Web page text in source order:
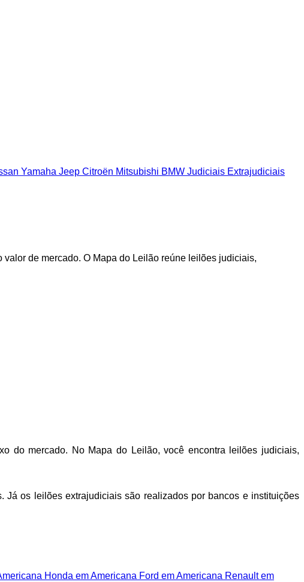
Yamaha Jeep Citroën Mitsubishi BMW Judiciais Extrajudiciais
de mercado. O Mapa do Leilão reúne leilões judiciais,
do mercado. No Mapa do Leilão, você encontra leilões judiciais,
Já os leilões extrajudiciais são realizados por bancos e instituições
Honda em Americana Ford em Americana Renault em